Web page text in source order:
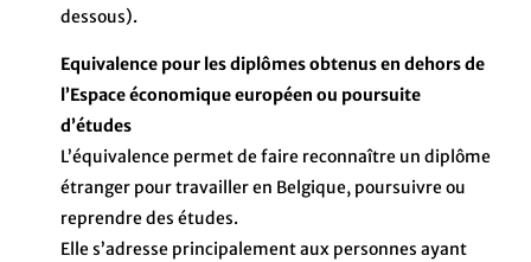
dessous).
Equivalence pour les diplômes obtenus en dehors de
l’Espace économique européen ou poursuite
d’études
L’équivalence permet de faire reconnaître un diplôme
étranger pour travailler en Belgique, poursuivre ou
reprendre des études.
Elle s’adresse principalement aux personnes ayant